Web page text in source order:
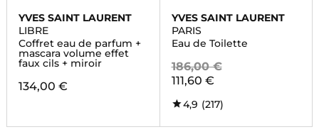
YVES SAINT LAURENT
LIBRE
Coffret eau de parfum +
mascara volume effet
faux cils + miroir
134,00 €
YVES SAINT LAURENT
PARIS
Eau de Toilette
186,00 €
111,60 €
4,9 (217)